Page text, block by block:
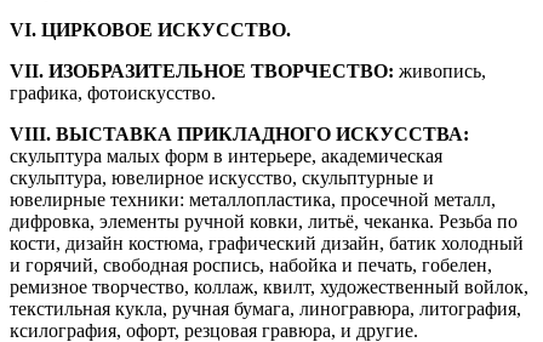
VI. ЦИРКОВОЕ ИСКУССТВО.
VII. ИЗОБРАЗИТЕЛЬНОЕ ТВОРЧЕСТВО: живопись,
графика, фотоискусство.
VIII. ВЫСТАВКА ПРИКЛАДНОГО ИСКУССТВА:
скульптура малых форм в интерьере, академическая
скульптура, ювелирное искусство, скульптурные и
ювелирные техники: металлопластика, просечной металл,
дифровка, элементы ручной ковки, литьё, чеканка. Резьба по
кости, дизайн костюма, графический дизайн, батик холодный
и горячий, свободная роспись, набойка и печать, гобелен,
ремизное творчество, коллаж, квилт, художественный войлок,
текстильная кукла, ручная бумага, линогравюра, литография,
ксилография, офорт, резцовая гравюра, и другие.